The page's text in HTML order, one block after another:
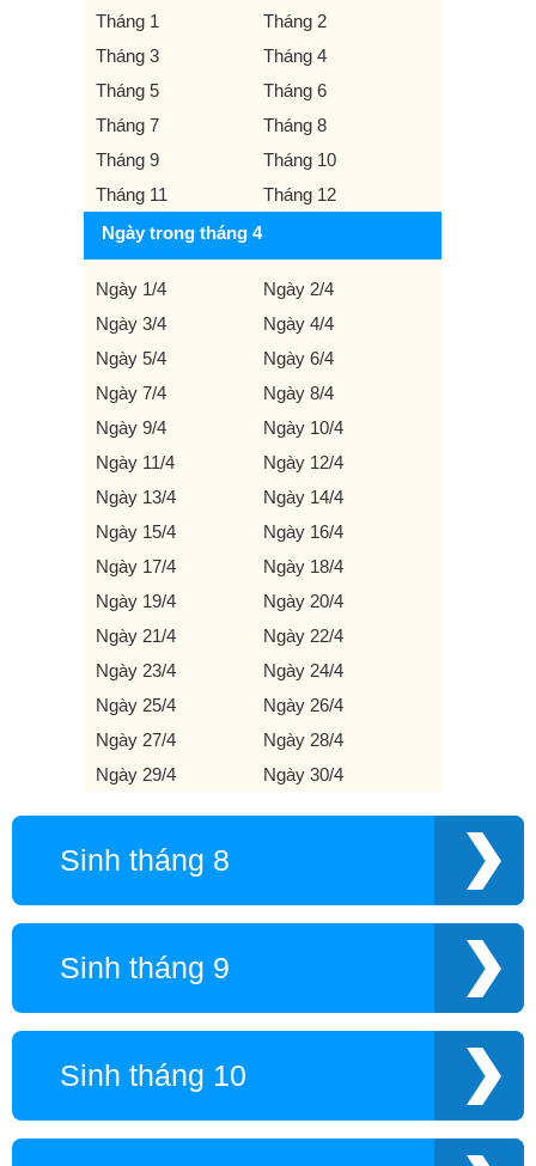
Tháng 1
Tháng 2
Tháng 3
Tháng 4
Tháng 5
Tháng 6
Tháng 7
Tháng 8
Tháng 9
Tháng 10
Tháng 11
Tháng 12
Ngày trong tháng 4
Ngày 1/4
Ngày 2/4
Ngày 3/4
Ngày 4/4
Ngày 5/4
Ngày 6/4
Ngày 7/4
Ngày 8/4
Ngày 9/4
Ngày 10/4
Ngày 11/4
Ngày 12/4
Ngày 13/4
Ngày 14/4
Ngày 15/4
Ngày 16/4
Ngày 17/4
Ngày 18/4
Ngày 19/4
Ngày 20/4
Ngày 21/4
Ngày 22/4
Ngày 23/4
Ngày 24/4
Ngày 25/4
Ngày 26/4
Ngày 27/4
Ngày 28/4
Ngày 29/4
Ngày 30/4
Sinh tháng 8
Sinh tháng 9
Sinh tháng 10